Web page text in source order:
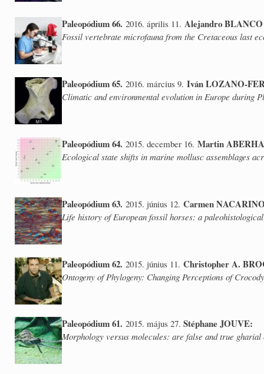
Paleopódium 66. 2016. április 11. Alejandro
Fossil vertebrate microfauna from the Cretaceous last
Paleopódium 65. 2016. március 9. Iván LOZANO-
Climatic and environmental evolution in Europe during
Paleopódium 64. 2015. december 16. Martin
Ecological state shifts in marine mollusc assemblages
Paleopódium 63. 2015. június 12. Carmen
Life history of European fossil horses: a
Paleopódium 62. 2015. június 11. Christopher A.
Ontogeny of Phylogeny: Changing Perceptions of
Paleopódium 61. 2015. május 27. Stéphane JOUVE:
Morphology versus molecules: are false and true